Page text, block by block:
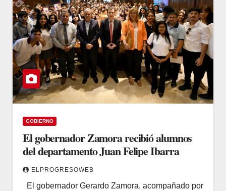
GOBIERNO
El gobernador Zamora recibió alumnos
del departamento Juan Felipe Ibarra
ELPROGRESOWEB
El gobernador Gerardo Zamora, acompañado por